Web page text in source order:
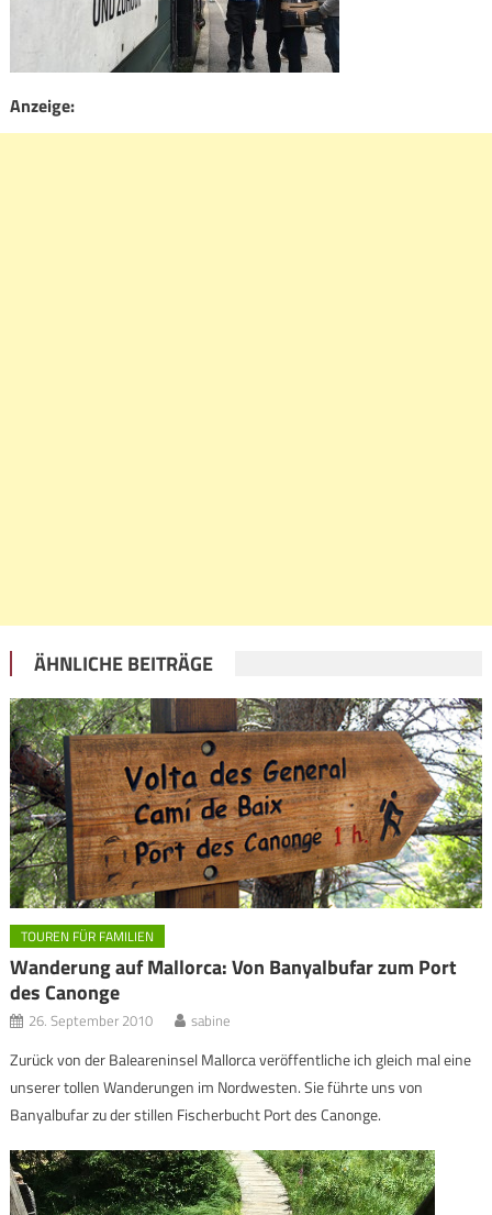
Anzeige:
ÄHNLICHE BEITRÄGE
TOUREN FÜR FAMILIEN
Wanderung auf Mallorca: Von Banyalbufar zum Port
des Canonge
26. September 2010 sabine
Zurück von der Baleareninsel Mallorca veröffentliche ich gleich mal eine
unserer tollen Wanderungen im Nordwesten. Sie führte uns von
Banyalbufar zu der stillen Fischerbucht Port des Canonge.